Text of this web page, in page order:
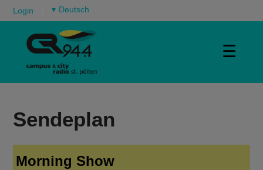
Login ▾
☰
Sendeplan
Morning Show